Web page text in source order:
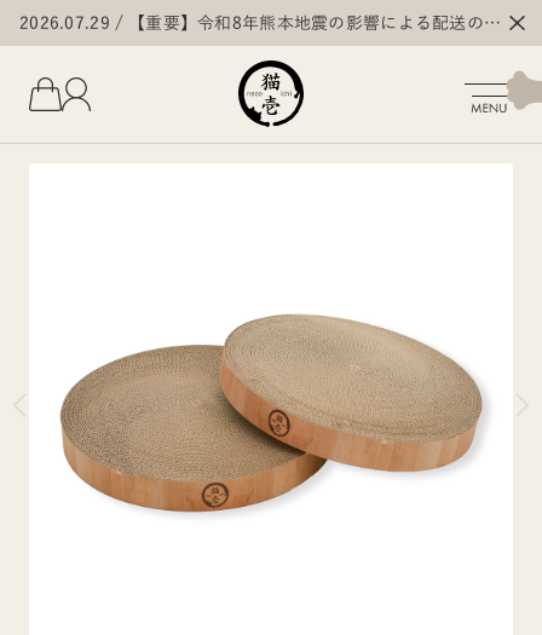
2026.07.29
【重要】令和8年熊本地震の影響による配送の遅
延・停止について